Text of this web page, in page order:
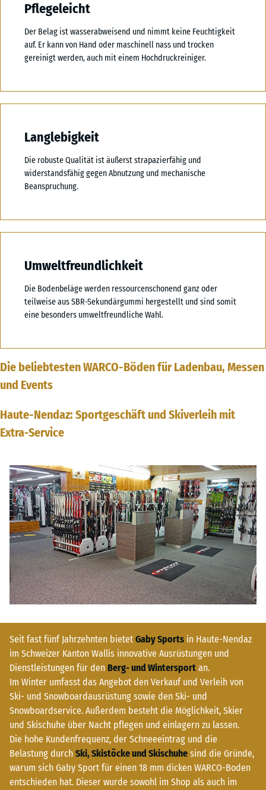
Pflegeleicht
Der Belag ist wasserabweisend und nimmt keine Feuchtigkeit
auf. Er kann von Hand oder maschinell nass und trocken
gereinigt werden, auch mit einem Hochdruckreiniger.
Langlebigkeit
Die robuste Qualität ist äußerst strapazierfähig und
widerstandsfähig gegen Abnutzung und mechanische
Beanspruchung.
Umweltfreundlichkeit
Die Bodenbeläge werden ressourcenschonend ganz oder
teilweise aus SBR-Sekundärgummi hergestellt und sind somit
eine besonders umweltfreundliche Wahl.
Die beliebtesten WARCO-Böden für Ladenbau, Messen
und Events
Haute-Nendaz: Sportgeschäft und Skiverleih mit
Extra-Service
Seit fast fünf Jahrzehnten bietet Gaby Sports in Haute-Nendaz
im Schweizer Kanton Wallis innovative Ausrüstungen und
Dienstleistungen für den Berg- und Wintersport an.
Im Winter umfasst das Angebot den Verkauf und Verleih von
Ski- und Snowboardausrüstung sowie den Ski- und
Snowboardservice. Außerdem besteht die Möglichkeit, Skier
und Skischuhe über Nacht pflegen und einlagern zu lassen.
Die hohe Kundenfrequenz, der Schneeeintrag und die
Belastung durch Ski, Skistöcke und Skischuhe sind die Gründe,
warum sich Gaby Sport für einen 18 mm dicken WARCO-Boden
entschieden hat. Dieser wurde sowohl im Shop als auch im